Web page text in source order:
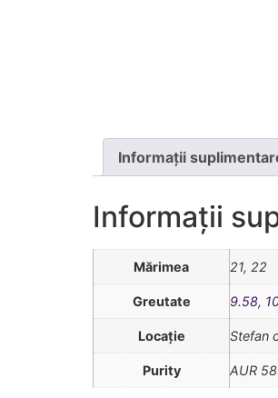
Informații
Informații
Mărimea 21, 22
Greutate 9.58,
Locație Stefan
Purity AUR